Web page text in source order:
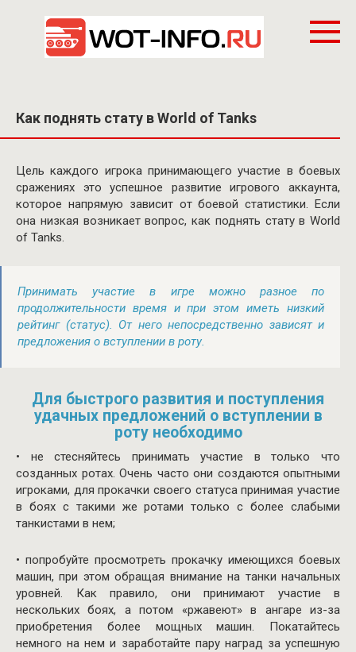
контенту
Как поднять стату в World of Tanks
Цель каждого игрока принимающего участие в боевых
сражениях это успешное развитие игрового аккаунта,
которое напрямую зависит от боевой статистики. Если
она низкая возникает вопрос, как поднять стату в World
of Tanks.
Принимать участие в игре можно разное по
продолжительности время и при этом иметь низкий
рейтинг (статус). От него непосредственно зависят и
предложения о вступлении в роту.
Для быстрого развития и поступления
удачных предложений о вступлении в
роту необходимо
• не стесняйтесь принимать участие в только что
созданных ротах. Очень часто они создаются опытными
игроками, для прокачки своего статуса принимая участие
в боях с такими же ротами только с более слабыми
танкистами в нем;
• попробуйте просмотреть прокачку имеющихся боевых
машин, при этом обращая внимание на танки начальных
уровней. Как правило, они принимают участие в
нескольких боях, а потом «ржавеют» в ангаре из-за
приобретения более мощных машин. Покатайтесь
немного на нем и заработайте пару наград за успешную